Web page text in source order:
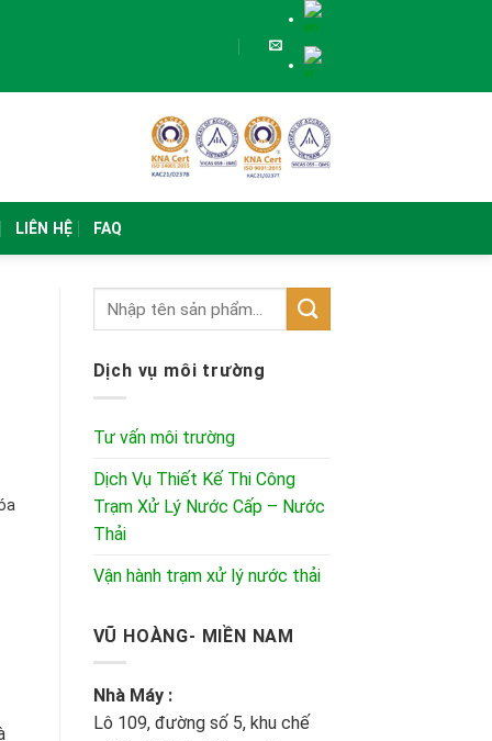
LIÊN HỆ FAQ
Dịch vụ môi trường
Tư vấn môi trường
Dịch Vụ Thiết Kế Thi Công
Trạm Xử Lý Nước Cấp – Nước
Thải
Vận hành trạm xử lý nước thải
VŨ HOÀNG- MIỀN NAM
Nhà Máy :
Lô 109, đường số 5, khu chế